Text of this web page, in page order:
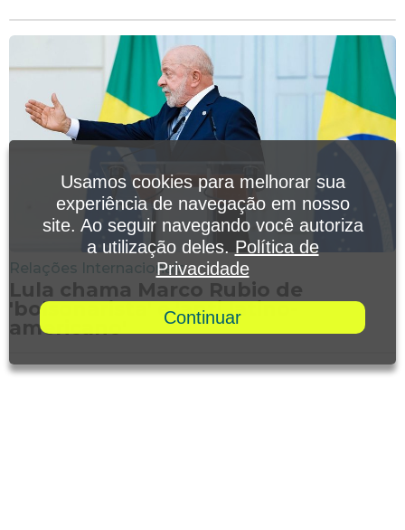
Relações Internacionais
Lula chama Marco Rubio de
'bolsonarista' e 'anti latino-
americano'
Usamos cookies para melhorar sua
experiência de navegação em nosso
site. Ao seguir navegando você autoriza
a utilização deles. Política de
Privacidade
Continuar